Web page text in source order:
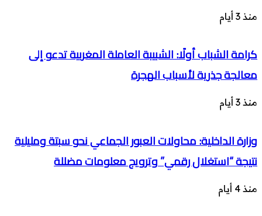
منذ 3 أيام
كرامة الشباب أولًا: الشبيبة العاملة المغربية تدعو إلى
معالجة جذرية لأسباب الهجرة
منذ 3 أيام
وزارة الداخلية: محاولات العبور الجماعي نحو سبتة ومليلية
نتيجة “استغلال رقمي” وترويج معلومات مضللة
منذ 4 أيام